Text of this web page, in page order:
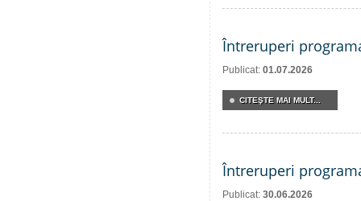
Întreruperi
Publicat: 01.07.2026
CITEŞTE MAI MULT...
Întreruperi
Publicat: 30.06.2026